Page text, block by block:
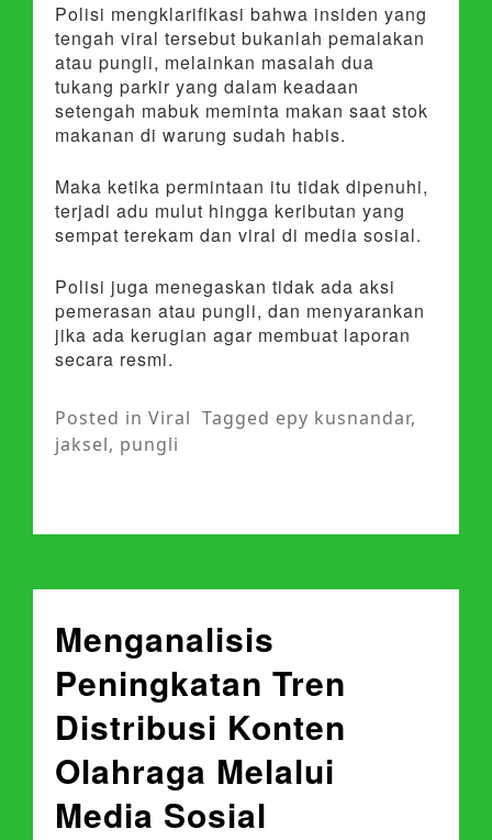
Polisi mengklarifikasi bahwa insiden yang
tengah viral tersebut bukanlah pemalakan
atau pungli, melainkan masalah dua
tukang parkir yang dalam keadaan
setengah mabuk meminta makan saat stok
makanan di warung sudah habis.
Maka ketika permintaan itu tidak dipenuhi,
terjadi adu mulut hingga keributan yang
sempat terekam dan viral di media sosial.
Polisi juga menegaskan tidak ada aksi
pemerasan atau pungli, dan menyarankan
jika ada kerugian agar membuat laporan
secara resmi.
Posted in Viral Tagged epy kusnandar,
jaksel, pungli
Menganalisis
Peningkatan Tren
Distribusi Konten
Olahraga Melalui
Media Sosial